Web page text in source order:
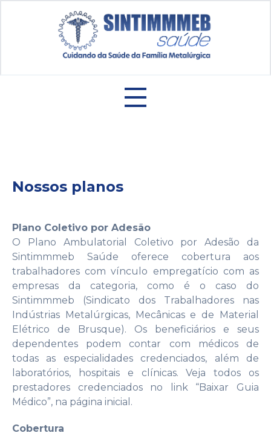
Nossos planos
Plano Coletivo por Adesão
O Plano Ambulatorial Coletivo por Adesão da
Sintimmmeb Saúde oferece cobertura aos
trabalhadores com vínculo empregatício com as
empresas da categoria, como é o caso do
Sintimmmeb (Sindicato dos Trabalhadores nas
Indústrias Metalúrgicas, Mecânicas e de Material
Elétrico de Brusque). Os beneficiários e seus
dependentes podem contar com médicos de
todas as especialidades credenciados, além de
laboratórios, hospitais e clínicas. Veja todos os
prestadores credenciados no link “Baixar Guia
Médico”, na página inicial.
Cobertura